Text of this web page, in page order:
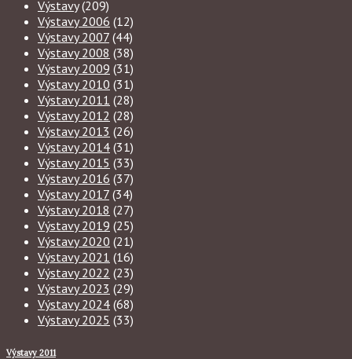
Výstavy(209)
Výstavy 2006 (12)
Výstavy 2007 (44)
Výstavy 2008 (38)
Výstavy 2009 (31)
Výstavy 2010 (31)
Výstavy 2011 (28)
Výstavy 2012 (28)
Výstavy 2013 (26)
Výstavy 2014 (31)
Výstavy 2015 (33)
Výstavy 2016 (37)
Výstavy 2017 (34)
Výstavy 2018 (27)
Výstavy 2019 (25)
Výstavy 2020 (21)
Výstavy 2021 (16)
Výstavy 2022 (23)
Výstavy 2023 (29)
Výstavy 2024 (68)
Výstavy 2025 (33)
Výstavy 2011